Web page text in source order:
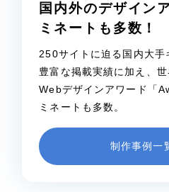
国内外のデザイン
ミネートも多数！
250サイトに迫る国内大手
豊富な掲載実績に加え、
Webデザインアワード「
ミネートも多数。
制作事例一